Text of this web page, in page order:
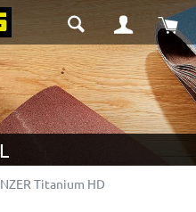
Titanium HD